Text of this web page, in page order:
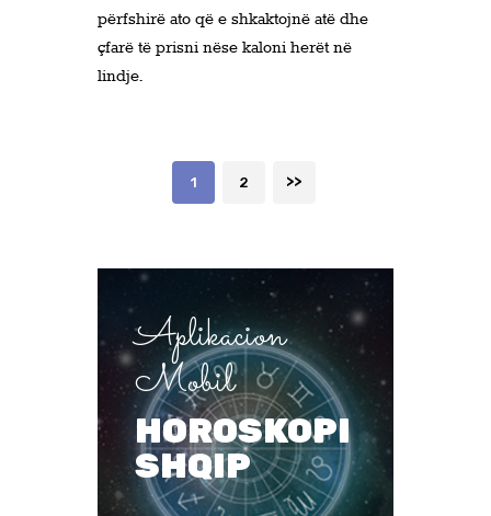
përfshirë ato që e shkaktojnë atë dhe
çfarë të prisni nëse kaloni herët në
lindje.
Posts
PAGE
1 PAGE
2
>
Aplikacion
Mobil
HOROSKOPI
SHQIP